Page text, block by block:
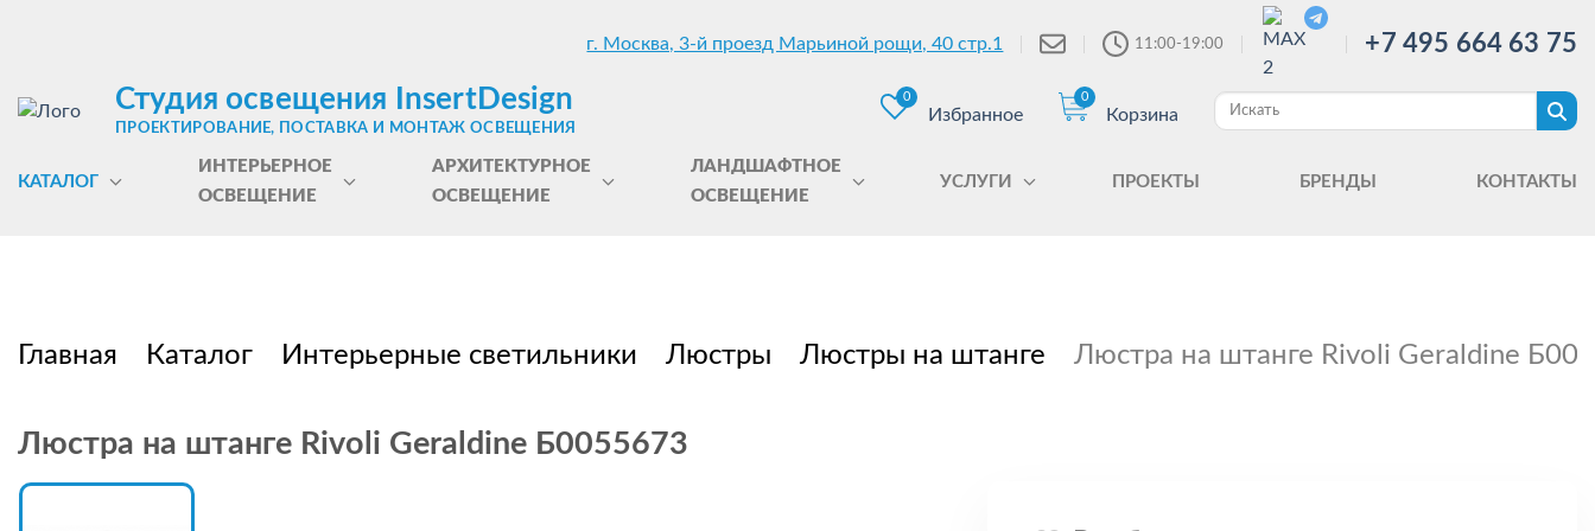
г. Москва, 3-й проезд Марьиной рощи, 40 стр.1 11:00-19:00 +7 495 664 63 75
Студия освещения InsertDesign
ПРОЕКТИРОВАНИЕ, ПОСТАВКА И МОНТАЖ ОСВЕЩЕНИЯ
0
Избранное
0
Корзина
КАТАЛОГ
ИНТЕРЬЕРНОЕ
ОСВЕЩЕНИЕ
АРХИТЕКТУРНОЕ
ОСВЕЩЕНИЕ
ЛАНДШАФТНОЕ
ОСВЕЩЕНИЕ
УСЛУГИ ПРОЕКТЫ БРЕНДЫ КОНТАКТЫ
Главная Каталог Интерьерные светильники Люстры Люстры на штанге Люстра на штанге Rivoli Geraldine
Люстра на штанге Rivoli Geraldine Б0055673